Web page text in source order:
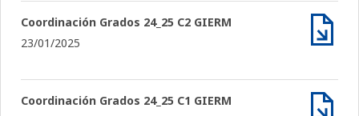
Coordinación Grados 24_25 C2 GIERM
23/01/2025
Coordinación Grados 24_25 C1 GIERM